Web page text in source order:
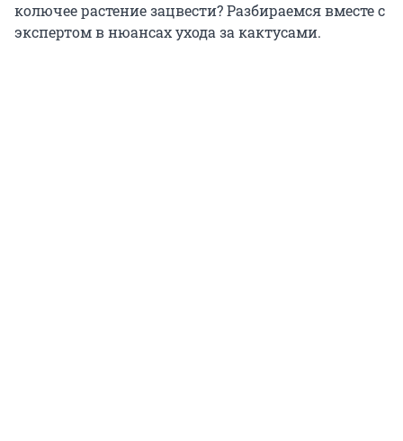
колючее растение зацвести? Разбираемся вместе с
экспертом в нюансах ухода за кактусами.